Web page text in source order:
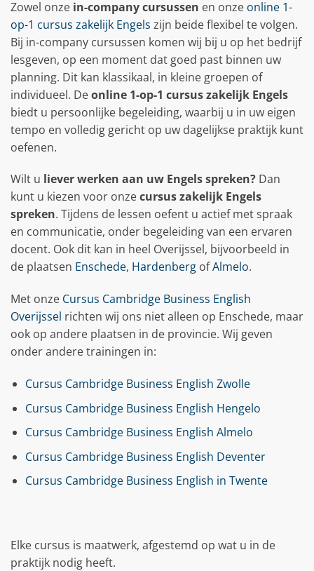
Zowel onze in-company cursussen en onze online 1-
op-1 cursus zakelijk Engels zijn beide flexibel te volgen.
Bij in-company cursussen komen wij bij u op het bedrijf
lesgeven, op een moment dat goed past binnen uw
planning. Dit kan klassikaal, in kleine groepen of
individueel. Deonline 1-op-1 cursus zakelijk Engels
biedt u persoonlijke begeleiding, waarbij u in uw eigen
tempo en volledig gericht op uw dagelijkse praktijk kunt
oefenen.
Wilt u liever werken aan uw Engels spreken? Dan
kunt u kiezen voor onzecursus zakelijk Engels
spreken. Tijdens de lessen oefent u actief met spraak
en communicatie, onder begeleiding van een ervaren
docent. Ook dit kan in heel Overijssel, bijvoorbeeld in
de plaatsen Enschede, Hardenberg ofAlmelo.
Met onze Cursus Cambridge Business English
Overijssel richten wij ons niet alleen op Enschede, maar
ook op andere plaatsen in de provincie. Wij geven
onder andere trainingen in:
Cursus Cambridge Business English Zwolle
Cursus Cambridge Business English Hengelo
Cursus Cambridge Business English Almelo
Cursus Cambridge Business English Deventer
Cursus Cambridge Business English in Twente
Elke cursus is maatwerk, afgestemd op wat u in de
praktijk nodig heeft.